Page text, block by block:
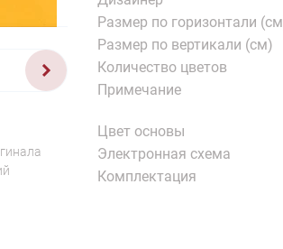
Размер по горизонтали
Размер по вертикали (см)
Количество цветов
Примечание
Цвет основы
Электронная схема
Комплектация